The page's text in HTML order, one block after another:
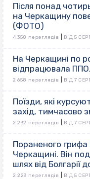
Після понад
на Черкащину
(ФОТО)
4 358 переглядів ВІД 5
На Черкащині по
відпрацювала
2 658 переглядів ВІД 7
Поїзди, які
захід, тимчасово
2 232 переглядів ВІД 7
Пораненого грифа
Черкащині. Він
шлях від Болгарії
2 223 переглядів ВІД 5